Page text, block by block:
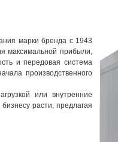
марки бренда с 1943
максимальной прибыли,
и передовая система
производственного
или внутренние
расти, предлагая